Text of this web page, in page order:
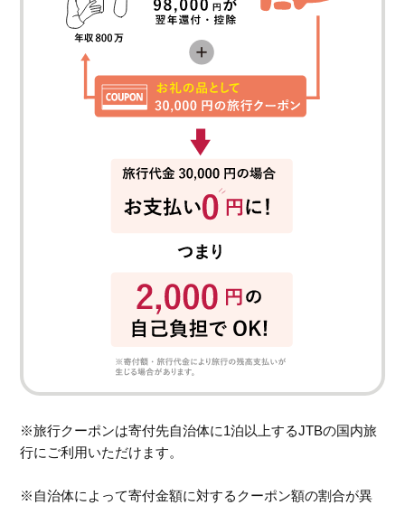
※旅行クーポンは寄付先自治体に1泊以上するJTBの国内旅
行にご利用いただけます。
※自治体によって寄付金額に対するクーポン額の割合が異